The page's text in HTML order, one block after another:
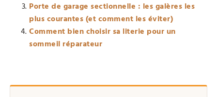
Porte de garage sectionnelle : les galères les
plus courantes (et comment les éviter)
Comment bien choisir sa literie pour un
sommeil réparateur